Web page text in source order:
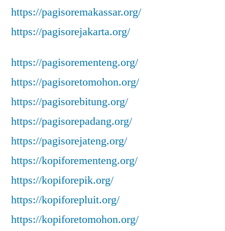
https://pagisoremakassar.org/
https://pagisorejakarta.org/
https://pagisorementeng.org/
https://pagisoretomohon.org/
https://pagisorebitung.org/
https://pagisorepadang.org/
https://pagisorejateng.org/
https://kopiforementeng.org/
https://kopiforepik.org/
https://kopiforepluit.org/
https://kopiforetomohon.org/